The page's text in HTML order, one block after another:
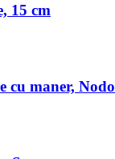
15 cm
cu maner, Nodo